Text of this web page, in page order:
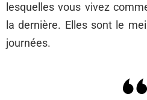
lesquelles vous vivez
la dernière. Elles sont le
journées.